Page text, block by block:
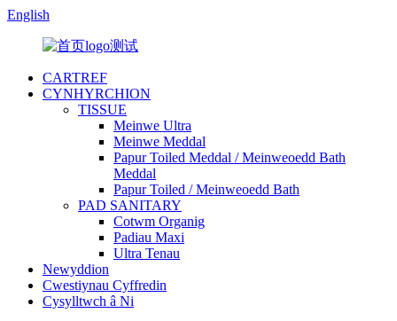
English
CARTREF
CYNHYRCHION
TISSUE
Meinwe Ultra
Meinwe Meddal
Papur Toiled Meddal / Meinweoedd Bath
Meddal
Papur Toiled / Meinweoedd Bath
PAD SANITARY
Cotwm Organig
Padiau Maxi
Ultra Tenau
Newyddion
Cwestiynau Cyffredin
Cysylltwch â Ni